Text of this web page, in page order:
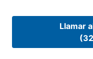
Llamar